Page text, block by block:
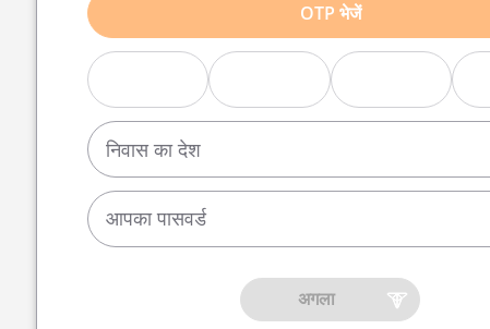
OTP भेजें
निवास का देश
अगला